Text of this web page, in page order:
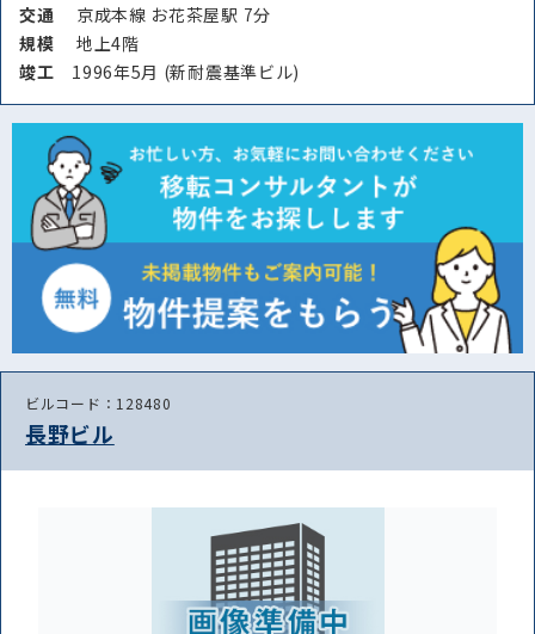
交通
京成本線 お花茶屋駅 7分
規模
地上4階
竣⼯ 1996年5月 (新耐震基準ビル)
ビルコード：128480
長野ビル